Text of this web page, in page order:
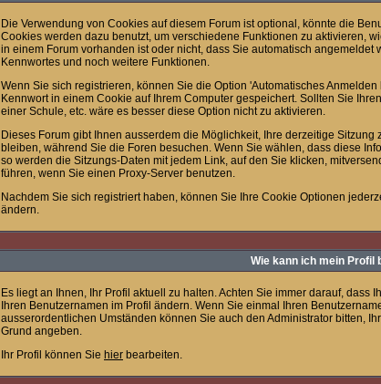
Die Verwendung von Cookies auf diesem Forum ist optional, könnte die
Cookies werden dazu benutzt, um verschiedene Funktionen zu aktivieren,
in einem Forum vorhanden ist oder nicht, dass Sie automatisch
Kennwortes und noch weitere Funktionen.
Wenn Sie sich registrieren, können Sie die Option 'Automatisches
Kennwort in einem Cookie auf Ihrem Computer gespeichert. Sollten Sie
einer Schule, etc. wäre es besser diese Option nicht zu aktivieren.
Dieses Forum gibt Ihnen ausserdem die Möglichkeit, Ihre derzeitige
bleiben, während Sie die Foren besuchen. Wenn Sie wählen, dass diese
so werden die Sitzungs-Daten mit jedem Link, auf den Sie klicken,
führen, wenn Sie einen Proxy-Server benutzen.
Nachdem Sie sich registriert haben, können Sie Ihre Cookie Optionen
ändern.
Wie kann ich mein Profil
Es liegt an Ihnen, Ihr Profil aktuell zu halten. Achten Sie immer darauf,
Ihren Benutzernamen im Profil ändern. Wenn Sie einmal Ihren
ausserordentlichen Umständen können Sie auch den Administrator bitten,
Grund angeben.
Ihr Profil können Sie hier bearbeiten.